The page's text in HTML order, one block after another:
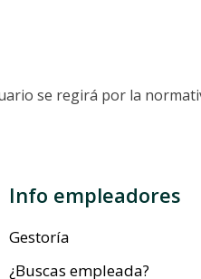
se regirá por la
Info empleadores
Gestoría
¿Buscas empleada?